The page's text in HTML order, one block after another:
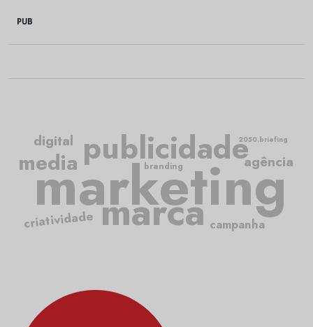
PUB
marketing
publicidade
marca
criatividade campanha
media agência
digital 2050.briefing
branding